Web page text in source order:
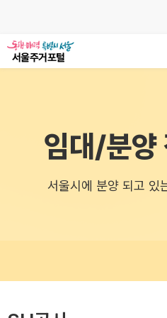
임대/분양
서울시에 분양 되고 있